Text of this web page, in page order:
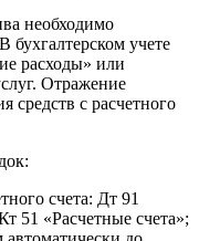
необходимо
бухгалтерском учете
расходы» или
Отражение
средств с расчетного
счета: Дт 91
51 «Расчетные счета»;